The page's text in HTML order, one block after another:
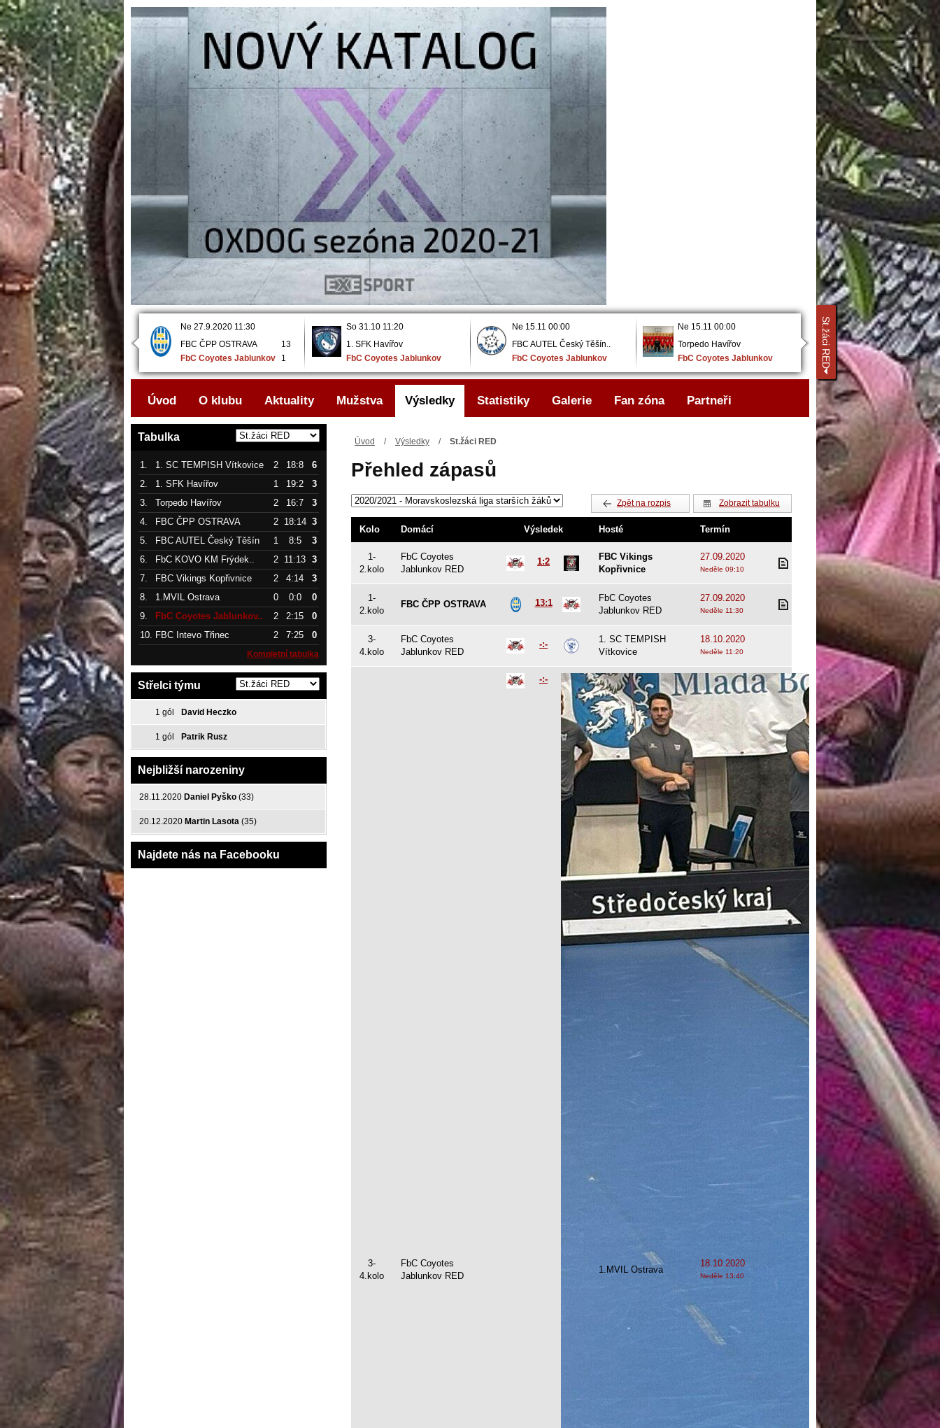
St.žáci RED
Ne 27.9.2020 11:30
FBC ČPP OSTRAVA
13
FbC Coyotes Jablunkov
..
1
Ne 27.9.2020 09:10
FbC Coyotes Jablunkov
FBC Vikings Kopřivnice..
2
So 31.10 11:20
1. SFK Havířov
FbC Coyotes Jablunkov
..
Ne 15.11 00:00
FBC AUTEL Český Těšín..
FbC Coyotes Jablunkov
..
Ne 15.11 00:00
Torpedo Havířov
FbC Coyotes Jablunkov
..
So 05.12 00:00
FbC KOVO KM Frýdek-
Mís..
FbC Coyotes Jablunkov
..
Úvod / Výsledky / St.žáci RED
Přehled zápasů
Zobrazit tabulku
Zpět na rozpis
Kolo Domácí Výsledek Hosté Termín
1-
2.kolo
FbC Coyotes
Jablunkov RED
1:2
FBC Vikings
Kopřivnice
27.09.2020
Neděle 09:10
1-
2.kolo
FBC ČPP OSTRAVA 13:1
FbC Coyotes
Jablunkov RED
27.09.2020
Neděle 11:30
3-
4.kolo
FbC Coyotes
Jablunkov RED
-:-
1. SC TEMPISH
Vítkovice
18.10.2020
Neděle 11:20
3-
4.kolo
FbC Coyotes
Jablunkov RED
-:-
1.MVIL Ostrava
18.10.2020
Neděle 13:40
Úvod O klubu Aktuality Mužstva Výsledky Statistiky Galerie Fan zóna Partneři
Tabulka
1. 1. SC TEMPISH Vítkovice 2 18:8
6
2.
1. SFK Havířov 1 19:2
3
3.
Torpedo Havířov 2 16:7
3
4.
FBC ČPP OSTRAVA 2 18:14 3
5.
FBC AUTEL Český Těšín 1 8:5
3
6.
FbC KOVO KM Frýdek.. 2 11:13 3
7.
FBC Vikings Kopřivnice 2 4:14
3
8.
1.MVIL Ostrava 0 0:0
0
9.
FbC Coyotes Jablunkov.. 2 2:15
0
10. FBC Intevo Třinec 2 7:25 0
Kompletní tabulka
Střelci týmu
1 gól David Heczko
1 gól Patrik Rusz
Nejbližší narozeniny
28.11.2020 Daniel Pyško (33)
20.12.2020 Martin Lasota (35)
Najdete nás na Facebooku